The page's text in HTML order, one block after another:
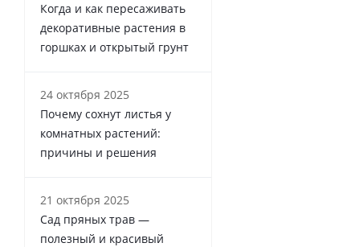
Когда и как пересаживать
декоративные растения в
горшках и открытый грунт
24 октября 2025
Почему сохнут листья у
комнатных растений:
причины и решения
21 октября 2025
Сад пряных трав —
полезный и красивый